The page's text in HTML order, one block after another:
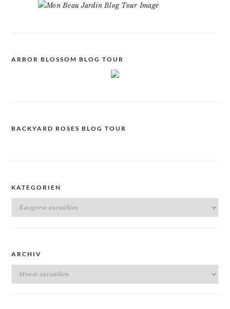
ARBOR BLOSSOM BLOG TOUR
BACKYARD ROSES BLOG TOUR
KATEGORIEN
Kategorien
ARCHIV
Archiv